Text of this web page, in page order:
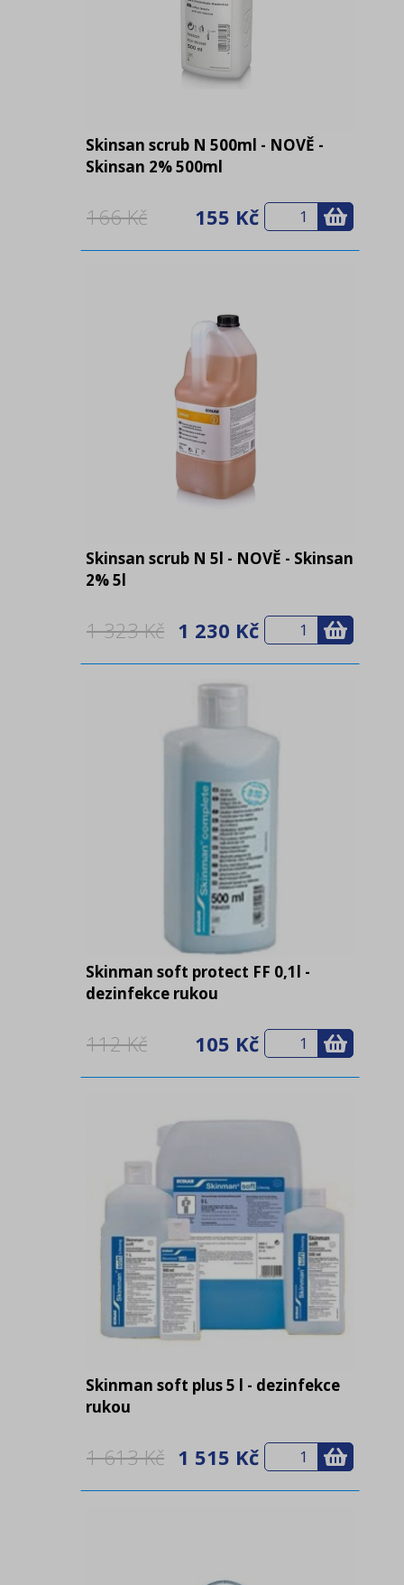
Skinsan scrub N 500ml - NOVĚ -
Skinsan 2% 500ml
166 Kč 155 Kč
Skinsan scrub N 5l - NOVĚ - Skinsan
2% 5l
1 323 Kč 1 230 Kč
Skinman soft protect FF 0,1l -
dezinfekce rukou
112 Kč 105 Kč
Skinman soft plus 5 l - dezinfekce
rukou
1 613 Kč 1 515 Kč